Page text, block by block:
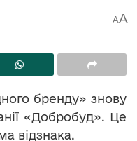
AA
бренду» знову
«Добробуд». Це
відзнака.